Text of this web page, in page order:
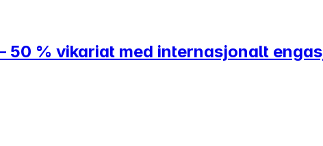
50 % vikariat med internasjonalt